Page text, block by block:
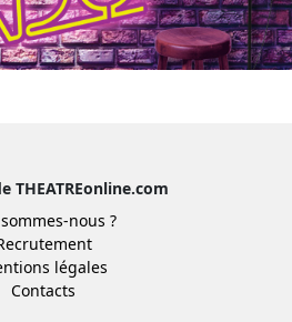
THEATREonline.com
nous ?
légales
Contacts